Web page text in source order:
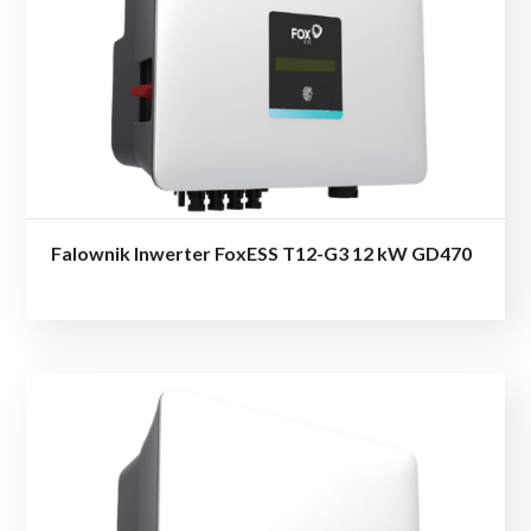
Falownik Inwerter FoxESS T12-G3 12 kW GD470